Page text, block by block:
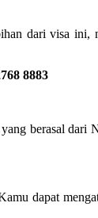
dari visa ini,
8883
berasal dari
dapat